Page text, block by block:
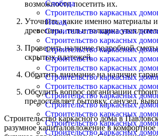
Слобода
Строительство каркасных
Посад
Строительство каркасных
Строительство каркасных
Строительство каркасных
Строительство каркасных
Строительство каркасных
Строительство каркасных
Строительство каркасных
Строительство каркасных
Строительство каркасных
Строительство каркасных
Строительство каркасных
Строительство каркасных
возможности посетить их.
Уточнить, какие именно материалы
древесины, тип и толщина
Проверить наличие подробной
скрытых платежей.
Обратить внимание на наличие
Обсудить вопрос организации
предоставляет бытовку, санузел,
Строительство каркасного дома в
разумное капиталовложение в